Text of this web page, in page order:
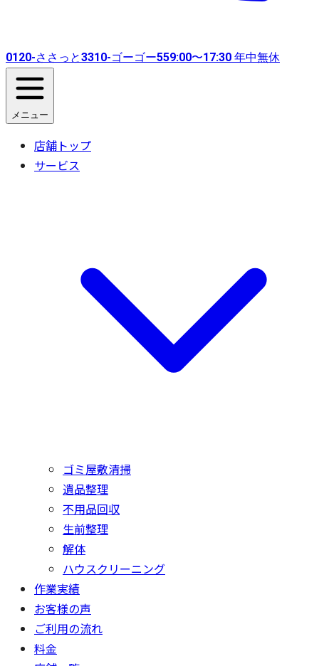
0120-ささっと3310-ゴーゴー559:00〜17:30 年中無休
メニュー
店舗トップ
サービス
ゴミ屋敷清掃
遺品整理
不用品回収
生前整理
解体
ハウスクリーニング
作業実績
お客様の声
ご利用の流れ
料金